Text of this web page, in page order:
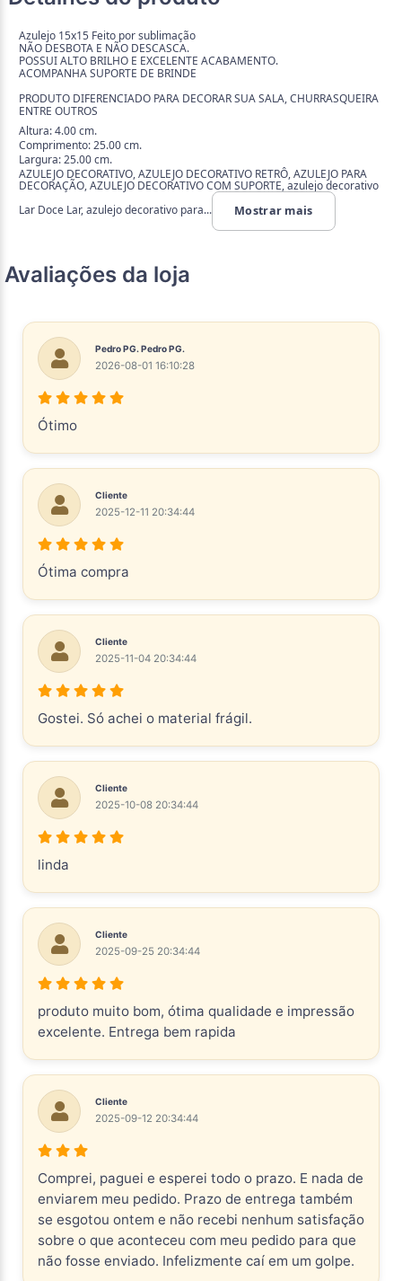
Azulejo 15x15 Feito por sublimação
NÃO DESBOTA E NÃO DESCASCA.
POSSUI ALTO BRILHO E EXCELENTE ACABAMENTO.
ACOMPANHA SUPORTE DE BRINDE
PRODUTO DIFERENCIADO PARA DECORAR SUA SALA, CHURRASQUEIRA
ENTRE OUTROS
Altura: 4.00 cm.
Comprimento: 25.00 cm.
Largura: 25.00 cm.
AZULEJO DECORATIVO, AZULEJO DECORATIVO RETRÔ, AZULEJO PARA
DECORAÇÃO, AZULEJO DECORATIVO COM SUPORTE, azulejo decorativo
Lar Doce Lar, azulejo decorativo para...
Mostrar mais
Avaliações da loja
Pedro PG. Pedro PG.
2026-08-01 16:10:28
Ótimo
Cliente
2025-12-11 20:34:44
Ótima compra
Cliente
2025-11-04 20:34:44
Gostei. Só achei o material frágil.
Cliente
2025-10-08 20:34:44
linda
Cliente
2025-09-25 20:34:44
produto muito bom, ótima qualidade e impressão
excelente. Entrega bem rapida
Cliente
2025-09-12 20:34:44
Comprei, paguei e esperei todo o prazo. E nada de
enviarem meu pedido. Prazo de entrega também
se esgotou ontem e não recebi nenhum satisfação
sobre o que aconteceu com meu pedido para que
não fosse enviado. Infelizmente caí em um golpe.